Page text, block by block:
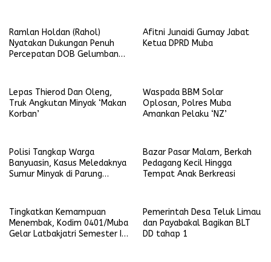
Ramlan Holdan (Rahol)
Nyatakan Dukungan Penuh
Percepatan DOB Gelumbang
Afitni Junaidi Gumay Jabat
Ketua DPRD Muba
Lepas Thierod Dan Oleng,
Truk Angkutan Minyak ‘Makan
Korban’
Waspada BBM Solar
Oplosan, Polres Muba
Amankan Pelaku ‘NZ’
Polisi Tangkap Warga
Banyuasin, Kasus Meledaknya
Sumur Minyak di Parung
Bazar Pasar Malam, Berkah
Pedagang Kecil Hingga
Tempat Anak Berkreasi
Tingkatkan Kemampuan
Menembak, Kodim 0401/Muba
Gelar Latbakjatri Semester I
Pemerintah Desa Teluk Limau
dan Payabakal Bagikan BLT
DD tahap 1